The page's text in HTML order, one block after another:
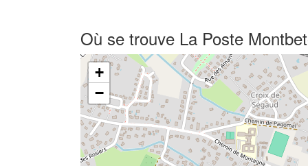
Où se trouve La Poste
+
−